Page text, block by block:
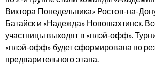
Виктора Понедельника» Ростов-на-
Батайск и «Надежда» Новошахтинск.
участницы выходят в «плэй-офф».
«плэй-офф» будет сформирована по
предварительного этапа.